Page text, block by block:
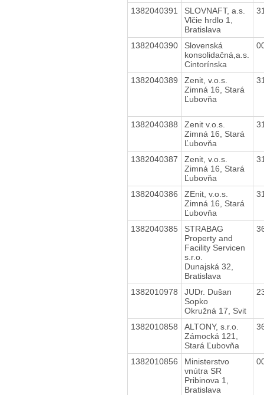
1382040391
SLOVNAFT, a.s.
Vlčie hrdlo 1,
Bratislava
1382040390
Slovenská
konsolidačná,a.s.
Cintorínska
1382040389
Zenit, v.o.s.
Zimná 16, Stará
Ľubovňa
1382040388
Zenit v.o.s.
Zimná 16, Stará
Ľubovňa
1382040387
Zenit, v.o.s.
Zimná 16, Stará
Ľubovňa
1382040386
ZEnit, v.o.s.
Zimná 16, Stará
Ľubovňa
1382040385
STRABAG
Property and
Facility Servicen
s.r.o.
Dunajská 32,
Bratislava
1382010978
JUDr. Dušan
Sopko
Okružná 17, Svit
1382010858
ALTONY, s.r.o.
Zámocká 121,
Stará Ľubovňa
1382010856
Ministerstvo
vnútra SR
Pribinova 1,
Bratislava